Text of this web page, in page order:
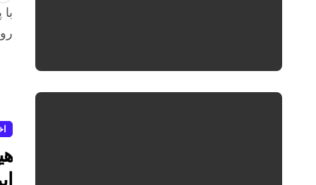
با پایان داوری آثار رسیده به دومین پویش ملی «وطن به